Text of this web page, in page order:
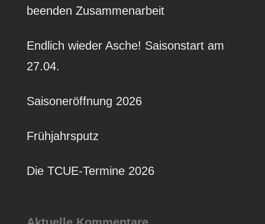
beenden Zusammenarbeit
Endlich wieder Asche! Saisonstart am
27.04.
Saisoneröffnung 2026
Frühjahrsputz
Die TCUE-Termine 2026